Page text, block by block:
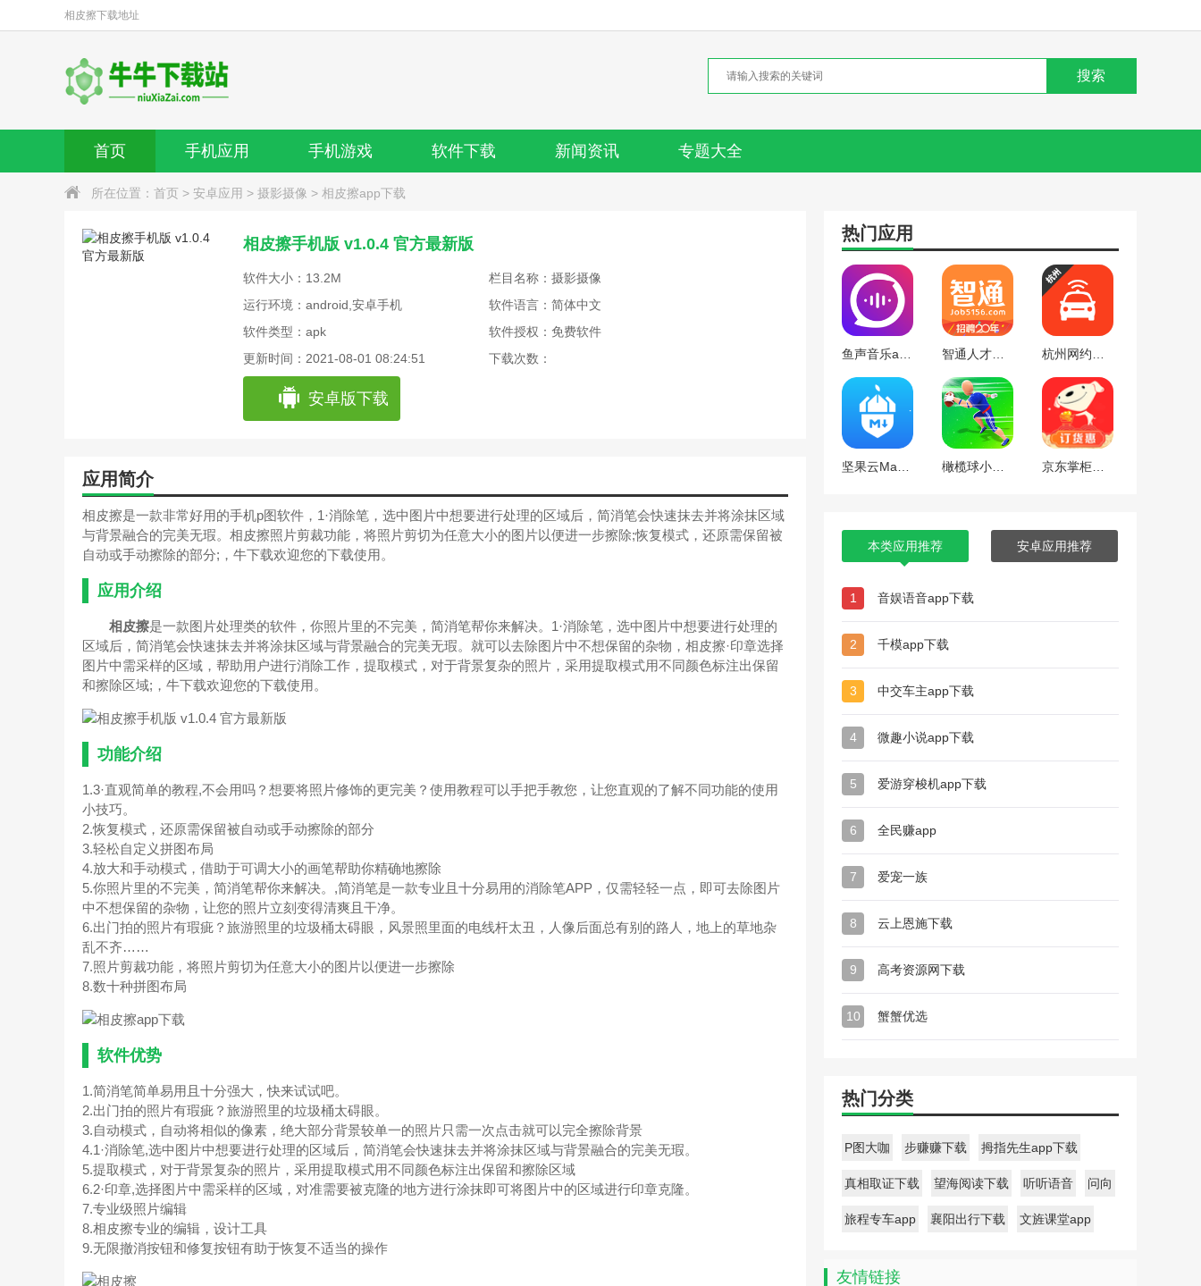
相皮擦下载地址
首页 手机应用 手机游戏 软件下载 新闻资讯 专题大全
所在位置： 首页 > 安卓应用 > 摄影摄像 > 相皮擦app下载
相皮擦手机版 v1.0.4 官方最新版
软件大小：13.2M
栏目名称：摄影摄像
运行环境：android,安卓手机
软件语言：简体中文
软件类型：apk
软件授权：免费软件
更新时间：2021-08-01 08:24:51
下载次数：
安卓版下载
应用简介
相皮擦是一款非常好用的手机p图软件，1·消除笔，选中图片中想要进行处理的区域后，简消笔会快速抹去并将涂抹区域
与背景融合的完美无瑕。相皮擦照片剪裁功能，将照片剪切为任意大小的图片以便进一步擦除;恢复模式，还原需保留被
自动或手动擦除的部分;，牛下载欢迎您的下载使用。
应用介绍
相皮擦是一款图片处理类的软件，你照片里的不完美，简消笔帮你来解决。1·消除笔，选中图片中想要进行处理的
区域后，简消笔会快速抹去并将涂抹区域与背景融合的完美无瑕。就可以去除图片中不想保留的杂物，相皮擦·印章选择
图片中需采样的区域，帮助用户进行消除工作，提取模式，对于背景复杂的照片，采用提取模式用不同颜色标注出保留
和擦除区域;，牛下载欢迎您的下载使用。
功能介绍
1.3·直观简单的教程,不会用吗？想要将照片修饰的更完美？使用教程可以手把手教您，让您直观的了解不同功能的使用
小技巧。
2.恢复模式，还原需保留被自动或手动擦除的部分
3.轻松自定义拼图布局
4.放大和手动模式，借助于可调大小的画笔帮助你精确地擦除
5.你照片里的不完美，简消笔帮你来解决。,简消笔是一款专业且十分易用的消除笔APP，仅需轻轻一点，即可去除图片
中不想保留的杂物，让您的照片立刻变得清爽且干净。
6.出门拍的照片有瑕疵？旅游照里的垃圾桶太碍眼，风景照里面的电线杆太丑，人像后面总有别的路人，地上的草地杂
乱不齐……
7.照片剪裁功能，将照片剪切为任意大小的图片以便进一步擦除
8.数十种拼图布局
软件优势
1.简消笔简单易用且十分强大，快来试试吧。
2.出门拍的照片有瑕疵？旅游照里的垃圾桶太碍眼。
3.自动模式，自动将相似的像素，绝大部分背景较单一的照片只需一次点击就可以完全擦除背景
4.1·消除笔,选中图片中想要进行处理的区域后，简消笔会快速抹去并将涂抹区域与背景融合的完美无瑕。
5.提取模式，对于背景复杂的照片，采用提取模式用不同颜色标注出保留和擦除区域
6.2·印章,选择图片中需采样的区域，对准需要被克隆的地方进行涂抹即可将图片中的区域进行印章克隆。
7.专业级照片编辑
8.相皮擦专业的编辑，设计工具
9.无限撤消按钮和修复按钮有助于恢复不适当的操作
热门应用
本类应用推荐 安卓应用推荐
1 音娱语音app下载
2 千模app下载
3 中交车主app下载
4 微趣小说app下载
5 爱游穿梭机app下载
6 全民赚app
7 爱宠一族
8 云上恩施下载
9 高考资源网下载
10 蟹蟹优选
热门分类
P图大咖 步赚赚下载 拇指先生app下载
真相取证下载 望海阅读下载 听听语音 问向
旅程专车app 襄阳出行下载 文旌课堂app
友情链接